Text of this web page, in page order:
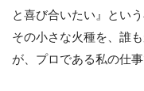
と喜び合いたい』とい
その小さな火種を、誰
が、プロである私の仕事